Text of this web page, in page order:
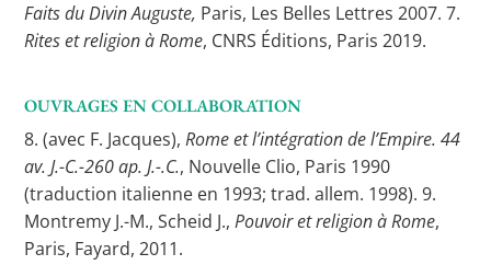
Faits du Divin Auguste, Paris, Les Belles Lettres 2007. 7.
Rites et religion à Rome, CNRS Éditions, Paris 2019.
OUVRAGES EN COLLABORATION
8. (avec F. Jacques),Rome et l’intégration de l’Empire. 44
av. J.-C.-260 ap. J.-.C., Nouvelle Clio, Paris 1990
(traduction italienne en 1993; trad. allem. 1998). 9.
Montremy J.-M., Scheid J.,Pouvoir et religion à Rome,
Paris, Fayard, 2011.